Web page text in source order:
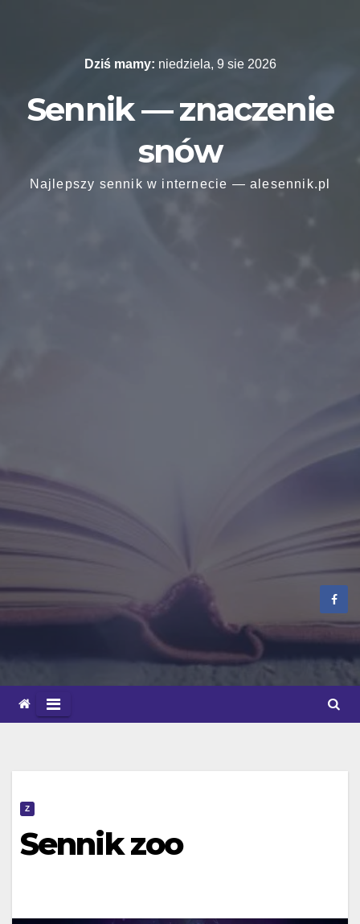
Dziś mamy: niedziela, 9 sie 2026
Sennik — znaczenie
snów
Najlepszy sennik w internecie — alesennik.pl
Z
Sennik zoo